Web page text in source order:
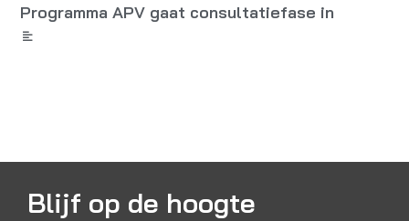
Programma APV gaat consultatiefase in
Blijf op de hoogte